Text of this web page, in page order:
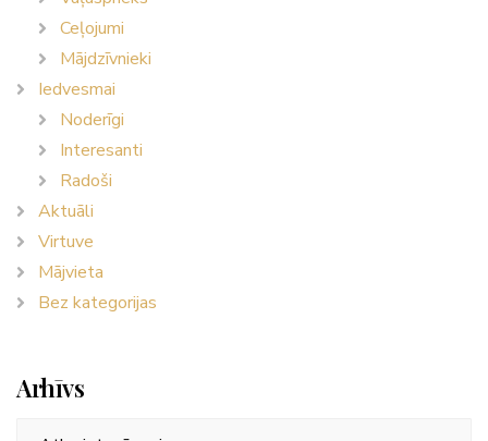
Ceļojumi
Mājdzīvnieki
Iedvesmai
Noderīgi
Interesanti
Radoši
Aktuāli
Virtuve
Mājvieta
Bez kategorijas
Arhīvs
Arhīvs